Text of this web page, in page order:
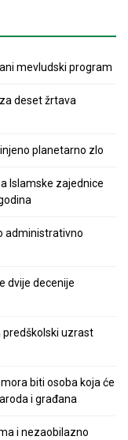
mevludski program
deset žrtava
planetarno zlo
Islamske zajednice
administrativno
dvije decenije
predškolski uzrast
biti osoba koja će
i građana
i nezaobilazno